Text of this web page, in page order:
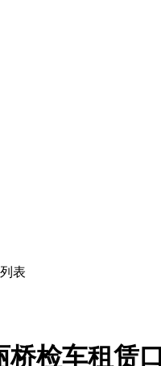
表
桥检车租赁